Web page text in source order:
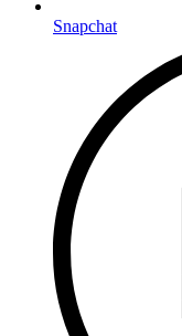
Snapchat